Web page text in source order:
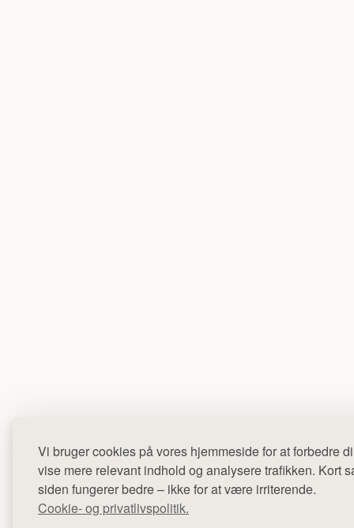
Vi bruger cookies på vores hjemmeside for at forbedre
vise mere relevant indhold og analysere trafikken. Kort
siden fungerer bedre – ikke for at være irriterende.
Cookie- og privatlivspolitik.